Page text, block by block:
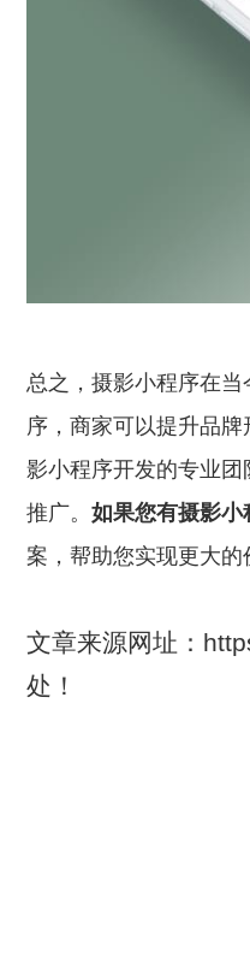
总之，摄影小程序在
序，商家可以提升品
影小程序开发的专业
推广。 如果您有摄影小
案，帮助您实现更大的
文章来源网址：
处！